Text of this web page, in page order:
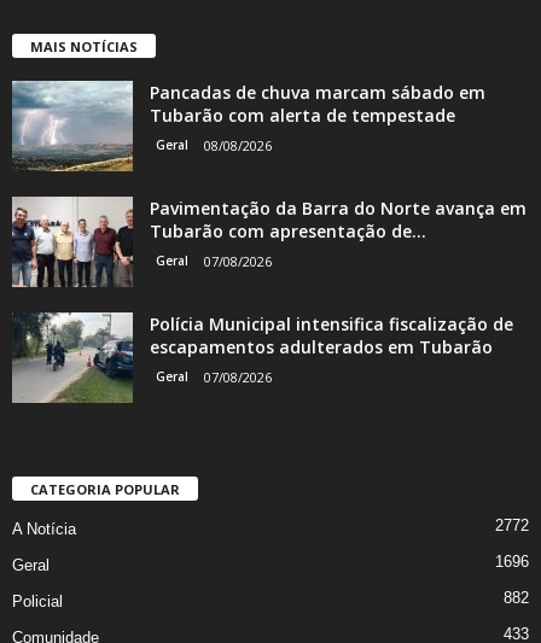
MAIS NOTÍCIAS
Pancadas de chuva marcam sábado em
Tubarão com alerta de tempestade
Geral 08/08/2026
Pavimentação da Barra do Norte avança em
Tubarão com apresentação de...
Geral 07/08/2026
Polícia Municipal intensifica fiscalização de
escapamentos adulterados em Tubarão
Geral 07/08/2026
CATEGORIA POPULAR
A Notícia 2772
Geral 1696
Policial 882
Comunidade 433